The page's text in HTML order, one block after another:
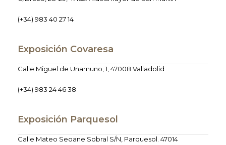
(+34) 983 40 27 14
Exposición Covaresa
Calle Miguel de Unamuno, 1, 47008 Valladolid
(+34) 983 24 46 38
Exposición Parquesol
Calle Mateo Seoane Sobral S/N, Parquesol. 47014